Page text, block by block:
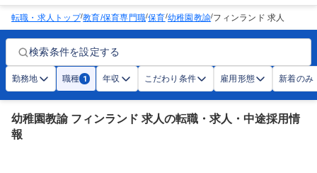
転職・求人トップ/教育/保育専門職/保育/幼稚園教諭/フィンランド 求人
検索条件を設定する
勤務地 職種 1 年収 こだわり条件 雇用形態 新着のみ
幼稚園教諭 フィンランド 求人の転職・求人・中途採用情
報